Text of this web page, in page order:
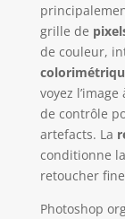
grille de
de couleur,
voyez l’image
de contrôle
artefacts. La
conditionne
retoucher
Photoshop